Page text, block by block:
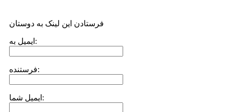
فرستادن این لینک به دوستان
ایمیل به:
فرستنده:
ایمیل شما: